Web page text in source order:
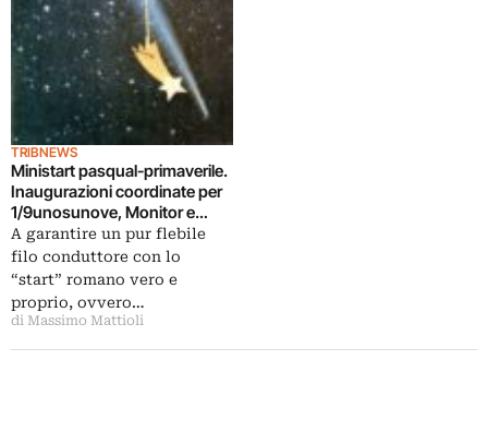
TRIBNEWS
Ministart pasqual-primaverile.
Inaugurazioni coordinate per
1/9unosunove, Monitor e
Federica Schiavo: ed il
weekend romano è servito
A garantire un pur flebile
filo conduttore con lo
“start” romano vero e
proprio, ovvero…
di Massimo Mattioli